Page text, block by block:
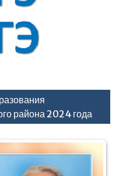
района 2024 года